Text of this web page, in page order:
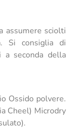
assumere sciolti
Si consiglia di
seconda della
Ossido polvere.
Cheel) Microdry